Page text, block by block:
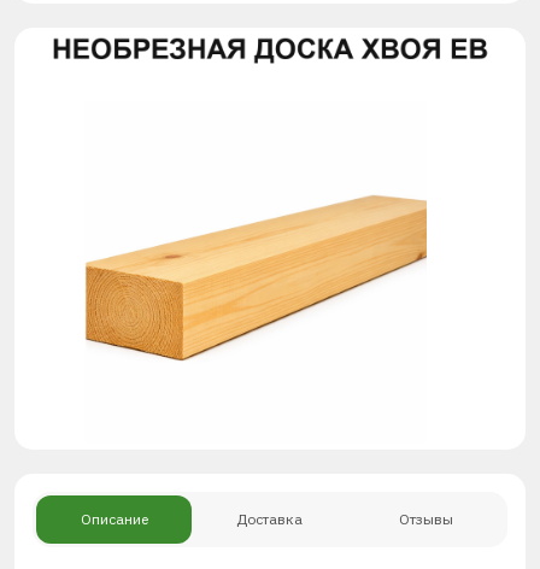
Описание Доставка Отзывы